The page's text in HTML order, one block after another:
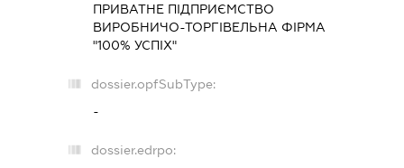
ПРИВАТНЕ ПІДПРИЄМСТВО
ВИРОБНИЧО-ТОРГІВЕЛЬНА ФІРМА
"100% УСПІХ"
dossier.opfSubType:
-
dossier.edrpo: